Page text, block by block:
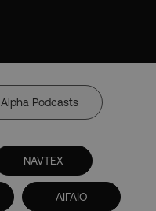
Alpha Podcasts
NAVTEX
ΑΙΓΑΙΟ